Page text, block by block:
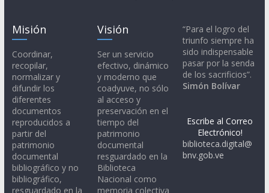
Misión
Coordinar,
recopilar,
normalizar y
difundir los
diferentes
documentos
reproducidos a
partir del
patrimonio
documental
bibliográfico y no
bibliográfico,
resguardado en la
Visión
Ser un servicio
efectivo, dinámico
y moderno que
coadyuve, no sólo
al acceso y
preservación en el
tiempo del
patrimonio
documental
resguardado en la
Biblioteca
Nacional como
memoria colectiva
“Para el logro del
triunfo siempre ha
sido indispensable
pasar por la senda
de los sacrificios”.
Simón Bolívar
Escribe al Correo
Electrónico!
biblioteca.digital@
bnv.gob.ve